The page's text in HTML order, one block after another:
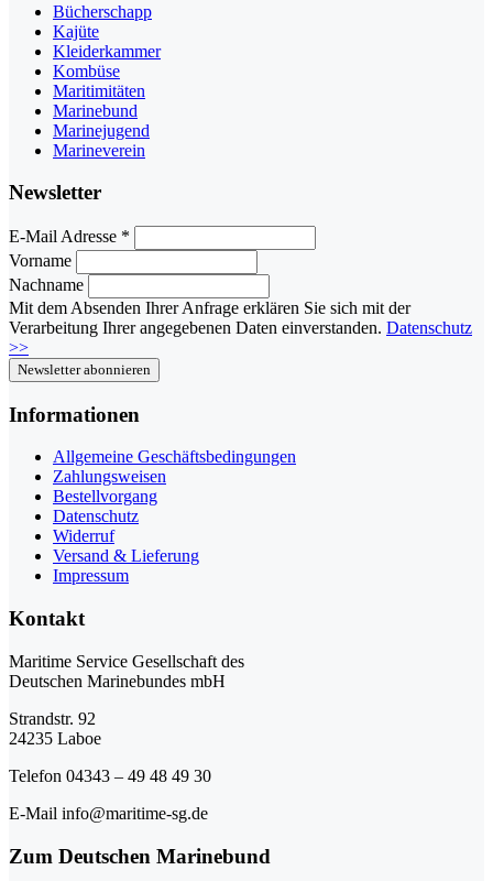
Bücherschapp
Kajüte
Kleiderkammer
Kombüse
Maritimitäten
Marinebund
Marinejugend
Marineverein
Newsletter
E-Mail Adresse *
Vorname
Nachname
Mit dem Absenden Ihrer Anfrage erklären Sie sich mit der
Verarbeitung Ihrer angegebenen Daten einverstanden. Datenschutz
>>
Informationen
Allgemeine Geschäftsbedingungen
Zahlungsweisen
Bestellvorgang
Datenschutz
Widerruf
Versand & Lieferung
Impressum
Kontakt
Maritime Service Gesellschaft des
Deutschen Marinebundes mbH
Strandstr. 92
24235 Laboe
Telefon 04343 – 49 48 49 30
E-Mail info@maritime-sg.de
Zum Deutschen Marinebund